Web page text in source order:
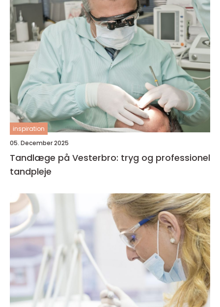
inspiration
05. December 2025
Tandlæge på Vesterbro: tryg og professionel
tandpleje